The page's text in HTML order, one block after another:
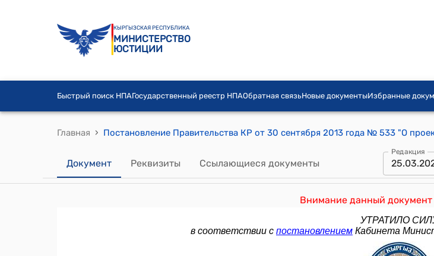
КЫРГЫЗСКАЯ РЕСПУБЛИКА
МИНИСТЕРСТВО
ЮСТИЦИИ
Быстрый поиск НПАГосударственный реестр НПАОбратная связьНовые документыИзбранные
Главная ›
Документ Реквизиты Ссылающиеся документы
Редакция
Внимание данный документ